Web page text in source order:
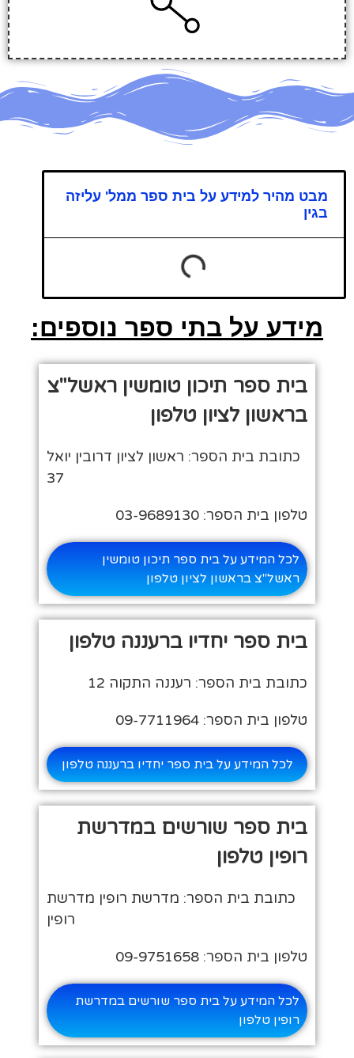
מבט מהיר למידע על בית ספר ממל' עליזה
בגין
מידע על בתי ספר נוספים:
בית ספר תיכון טומשין ראשל"צ
בראשון לציון טלפון
כתובת בית הספר: ראשון לציון דרובין יואל
37
טלפון בית הספר: 03-9689130
לכל המידע על בית ספר תיכון טומשין
ראשל"צ בראשון לציון טלפון
בית ספר יחדיו ברעננה טלפון
כתובת בית הספר: רעננה התקוה 12
טלפון בית הספר: 09-7711964
לכל המידע על בית ספר יחדיו ברעננה טלפון
בית ספר שורשים במדרשת
רופין טלפון
כתובת בית הספר: מדרשת רופין מדרשת
רופין
טלפון בית הספר: 09-9751658
לכל המידע על בית ספר שורשים במדרשת
רופין טלפון